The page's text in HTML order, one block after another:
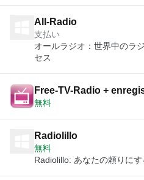
All-Radio
支払い
オールラジオ：世界中のラ
セス
Free-TV-Radio +
無料
Radiolillo
無料
Radiolillo: あなたの頼りに